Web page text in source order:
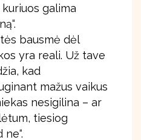
galima
bausmė dėl
yra reali. Už tave
kad
mažus vaikus
nesigilina – ar
tiesiog